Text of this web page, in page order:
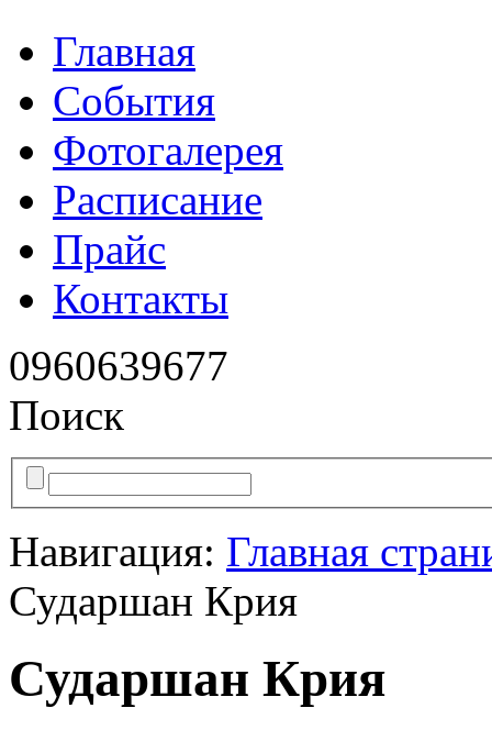
Главная
События
Фотогалерея
Расписание
Прайс
Контакты
0960639677
Поиск
Навигация: Главная
Сударшан Крия
Сударшан Крия